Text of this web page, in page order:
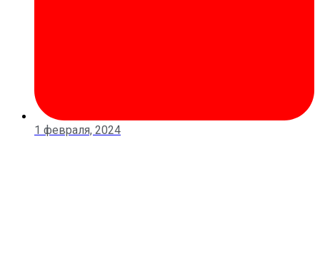
1 февраля, 2024